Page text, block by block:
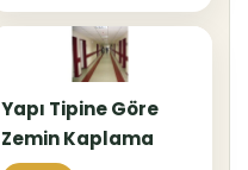
Yapı Tipine Göre
Zemin Kaplama